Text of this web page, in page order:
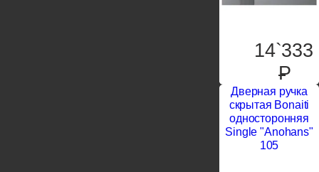
14`333
P
Дверная ручка
скрытая Bonaiti
односторонняя
Single "Anohans"
105